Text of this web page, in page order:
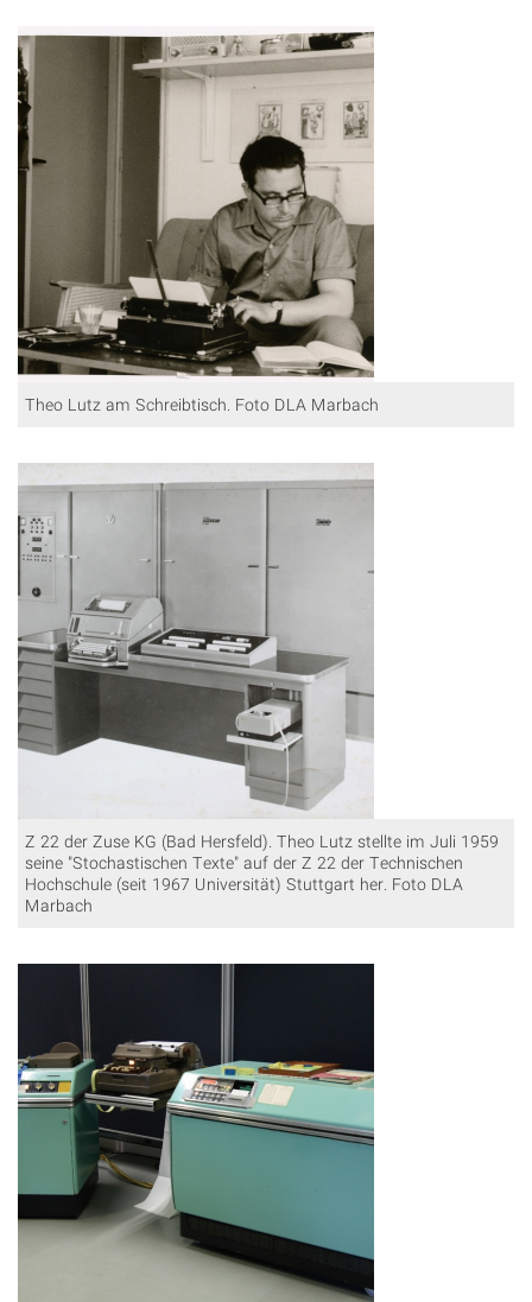
Theo Lutz am Schreibtisch. Foto DLA Marbach
Z 22 der Zuse KG (Bad Hersfeld). Theo Lutz stellte im Juli 1959
seine "Stochastischen Texte" auf der Z 22 der Technischen
Hochschule (seit 1967 Universität) Stuttgart her. Foto DLA
Marbach